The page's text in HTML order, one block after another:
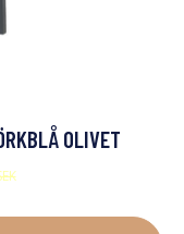
OLIVET